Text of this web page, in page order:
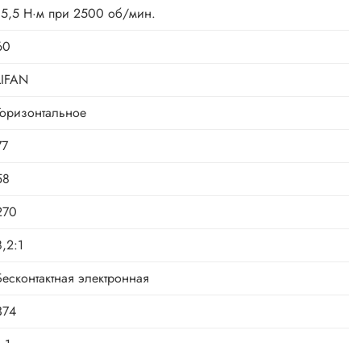
Н·м при 2500 об/мин.
электронная